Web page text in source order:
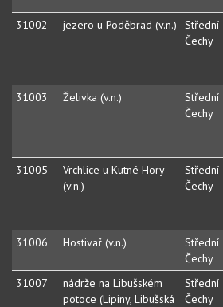
31002
jezero u Poděbrad (v.n.)
Střední
Čechy
31003
Želivka (v.n.)
Střední
Čechy
31005
Vrchlice u Kutné Hory
(v.n.)
Střední
Čechy
31006
Hostivař (v.n.)
Střední
Čechy
31007
nádrže na Libušském
potoce (Lipiny, Libušská
Střední
Čechy